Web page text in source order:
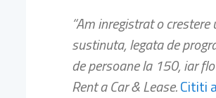
“Am inregistrat o
sustinuta, legata de
de persoane la 150, iar
Rent a Car & Lease.Cititi